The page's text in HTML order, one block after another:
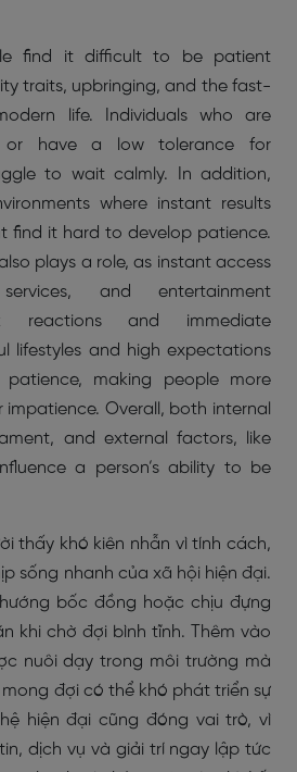
find it difficult to be patient
traits, upbringing, and the fast-
life. Individuals who are
or have a low tolerance for
to wait calmly. In addition,
where instant results
find it hard to develop patience.
plays a role, as instant access
and entertainment
reactions and immediate
lifestyles and high expectations
making people more
Overall, both internal
and external factors, like
a person’s ability to be
thấy khó kiên nhẫn vì tính cách,
sống nhanh của xã hội hiện đại.
bốc đồng hoặc chịu đựng
khi chờ đợi bình tĩnh. Thêm vào
nuôi dạy trong môi trường mà
đợi có thể khó phát triển sự
hiện đại cũng đóng vai trò, vì
dịch vụ và giải trí ngay lập tức